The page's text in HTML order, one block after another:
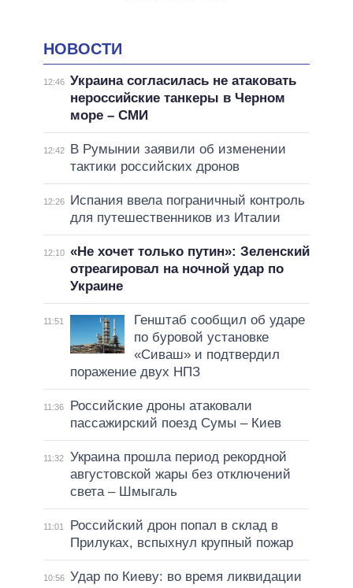
НОВОСТИ
12:46 Украина согласилась не атаковать
нероссийские танкеры в Черном
море – СМИ
12:42
В Румынии заявили об изменении
тактики российских дронов
12:26
Испания ввела пограничный контроль
для путешественников из Италии
12:10 «Не хочет только путин»: Зеленский
отреагировал на ночной удар по
Украине
11:51
Генштаб сообщил об ударе
по буровой установке
«Сиваш» и подтвердил
поражение двух НПЗ
11:36
Российские дроны атаковали
пассажирский поезд Сумы – Киев
11:32
Украина прошла период рекордной
августовской жары без отключений
света – Шмыгаль
11:01
Российский дрон попал в склад в
Прилуках, вспыхнул крупный пожар
10:56 Удар по Киеву: во время ликвидации